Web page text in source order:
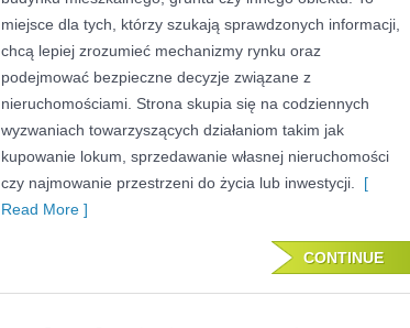
miejsce dla tych, którzy szukają sprawdzonych informacji,
chcą lepiej zrozumieć mechanizmy rynku oraz
podejmować bezpieczne decyzje związane z
nieruchomościami. Strona skupia się na codziennych
wyzwaniach towarzyszących działaniom takim jak
kupowanie lokum, sprzedawanie własnej nieruchomości
czy najmowanie przestrzeni do życia lub inwestycji.
[
Read More ]
CONTINUE